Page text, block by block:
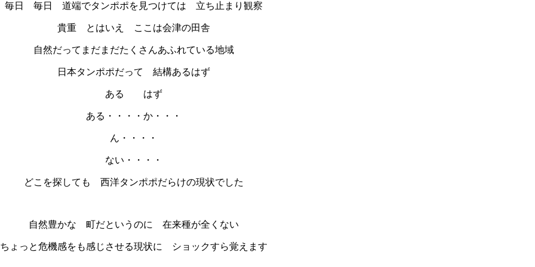
毎日 毎日 道端でタンポポを見つけては 立ち止まり観察
貴重 とはいえ ここは会津の田舎
自然だってまだまだたくさんあふれている地域
日本タンポポだって 結構あるはず
ある はず
ある・・・・か・・・
ん・・・・
ない・・・・
どこを探しても 西洋タンポポだらけの現状でした
自然豊かな 町だというのに 在来種が全くない
ちょっと危機感をも感じさせる現状に ショックすら覚えます